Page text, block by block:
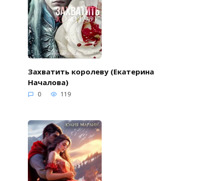
Захватить королеву (Екатерина
Началова)
0 119